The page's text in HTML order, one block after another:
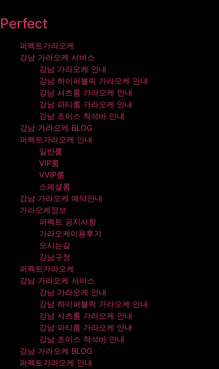
건너뛰기
Perfect
퍼펙트가라오케
강남 가라오케 서비스
강남 가라오케 안내
강남 하이퍼블릭 가라오케 안내
강남 셔츠룸 가라오케 안내
강남 파티룸 가라오케 안내
강남 초이스 착석바 안내
강남 가라오케 BLOG
퍼펙트가라오케 안내
일반룸
VIP룸
VVIP룸
스페셜룸
강남 가라오케 예약안내
가라오케정보
퍼펙트 공지사항
가라오케이용후기
오시는길
강남구청
퍼펙트가라오케
강남 가라오케 서비스
강남 가라오케 안내
강남 하이퍼블릭 가라오케 안내
강남 셔츠룸 가라오케 안내
강남 파티룸 가라오케 안내
강남 초이스 착석바 안내
강남 가라오케 BLOG
퍼펙트가라오케 안내